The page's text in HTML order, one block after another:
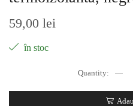
59,00 lei
în stoc